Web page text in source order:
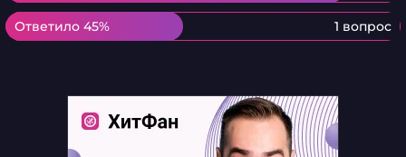
Ответило 45% 1 вопрос
Ответило 45%